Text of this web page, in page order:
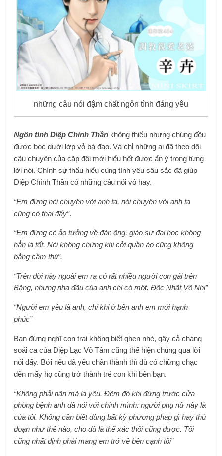
những câu nói đậm chất ngôn tình đáng yêu
Ngôn tình Diệp Chính Thần không thiếu nhưng chúng đều
được bọc dưới lớp vỏ bá đạo. Và chỉ những ai đã theo dõi
câu chuyện của cặp đôi mới hiểu hết được ẩn ý trong từng
lời nói. Chính sự thấu hiểu cùng tình yêu sâu sắc đã giúp
Diệp Chính Thần có những câu nói vô hay.
“Em đừng nói chuyện với anh ta, nói chuyện với anh ta
cũng có thai đấy”.
“Em đừng có ảo tưởng về đàn ông, giáo sư đại học không
hẳn là tốt. Nói không chừng khi cởi quần áo cũng không
bằng cầm thú”.
“Trên đời này ngoài em ra có rất nhiều người con gái trên
Băng, nhưng nha đầu của anh chỉ có một. Độc Nhất Vô Nhị”
“Người em yêu là anh, chỉ khi ở bên anh em mới hạnh
phúc”
Bạn đừng nghĩ con trai không biết ghen nhé, gây cả chàng
soái ca của Diệp Lạc Vô Tâm cũng thể hiện chúng qua lời
nói đấy. Bởi nếu đã yêu chân thành thì dù có chững chạc
đến mấy họ cũng trở thành trẻ con khi bên bạn.
“Không phải hận mà là yêu. Đêm đó khi đứng trước cửa
phòng bệnh anh đã nói với chính mình: người phụ nữ này là
của tôi. Không cần biết dùng bất kỳ phương pháp gì hay thủ
đoạn như thế nào, cho dù là thể xác thôi cũng được. Tôi
cũng nhất định phải mang em trở về bên cạnh tôi”